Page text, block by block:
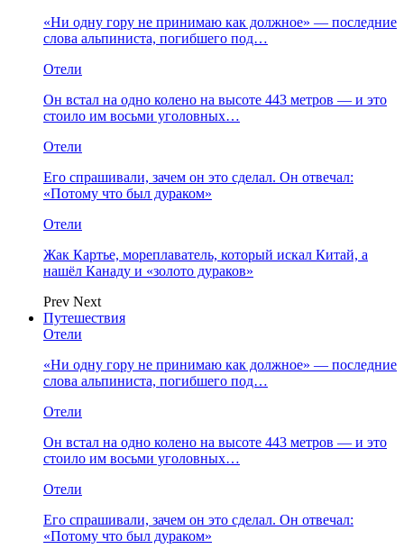
«Ни одну гору не принимаю как должное» — последние
слова альпиниста, погибшего под…
Отели
Он встал на одно колено на высоте 443 метров — и это
стоило им восьми уголовных…
Отели
Его спрашивали, зачем он это сделал. Он отвечал:
«Потому что был дураком»
Отели
Жак Картье, мореплаватель, который искал Китай, а
нашёл Канаду и «золото дураков»
Prev Next
Путешествия
Отели
«Ни одну гору не принимаю как должное» — последние
слова альпиниста, погибшего под…
Отели
Он встал на одно колено на высоте 443 метров — и это
стоило им восьми уголовных…
Отели
Его спрашивали, зачем он это сделал. Он отвечал:
«Потому что был дураком»